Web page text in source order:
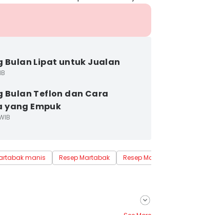
Bulan Lipat untuk Jualan
Bulan Teflon dan Cara
yang Empuk
manis Resep Martabak
Resep Martabak Manis